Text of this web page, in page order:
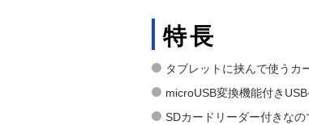
特長
タブレットに挟んで使うカ
microUSB変換機能付き
SDカードリーダー付きなの